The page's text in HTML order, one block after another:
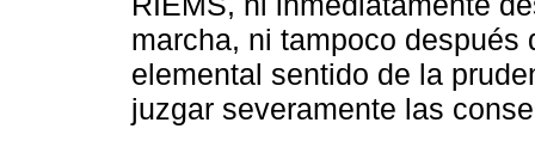
marcha, ni tampoco después
elemental sentido de la
juzgar severamente las